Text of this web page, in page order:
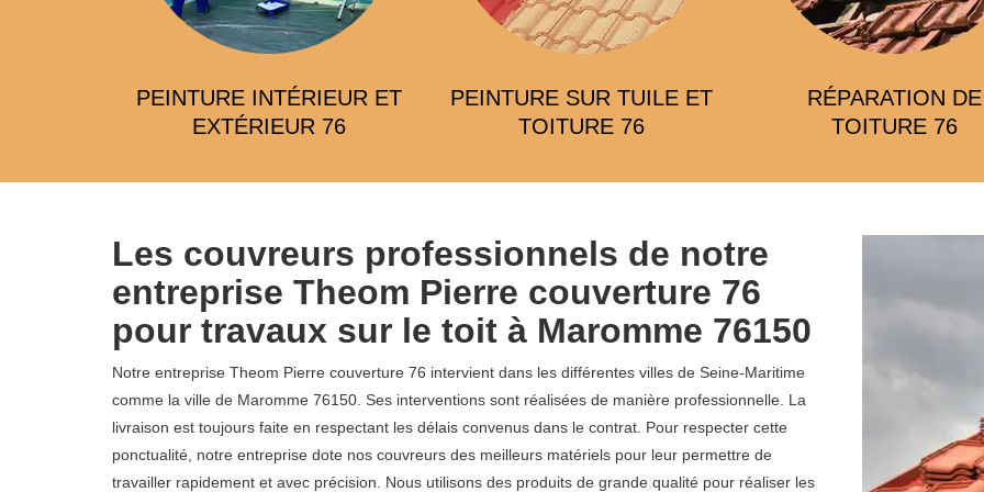
PEINTURE INTÉRIEUR ET
EXTÉRIEUR 76
PEINTURE SUR TUILE ET
TOITURE 76
RÉPARATION DE
TOITURE 76
Les couvreurs professionnels de notre
entreprise Theom Pierre couverture 76
pour travaux sur le toit à Maromme 76150
Notre entreprise Theom Pierre couverture 76 intervient dans les différentes villes de Seine-Maritime
comme la ville de Maromme 76150. Ses interventions sont réalisées de manière professionnelle. La
livraison est toujours faite en respectant les délais convenus dans le contrat. Pour respecter cette
ponctualité, notre entreprise dote nos couvreurs des meilleurs matériels pour leur permettre de
travailler rapidement et avec précision. Nous utilisons des produits de grande qualité pour réaliser les